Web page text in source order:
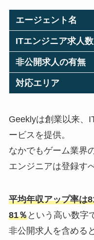
エージェント名
ITエンジニア求人数
非公開求人の有無
対応エリア
Geeklyは創業以来、
ービスを提供。
なかでもゲーム業界
エンジニアは登録す
平均年収アップ率は
81％という高い数字
非公開求人を含める